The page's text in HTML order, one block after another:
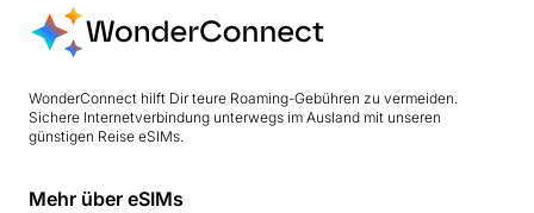
WonderConnect hilft Dir teure Roaming-Gebühren zu vermeiden.
Sichere Internetverbindung unterwegs im Ausland mit unseren
günstigen Reise eSIMs.
Mehr über eSIMs